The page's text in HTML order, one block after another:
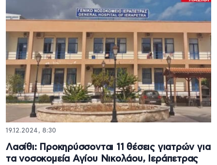
19.12.2024, 8:30
Λασίθι: Προκηρύσσονται 11 θέσεις γιατρών για
τα νοσοκομεία Αγίου Νικολάου, Ιεράπετρας